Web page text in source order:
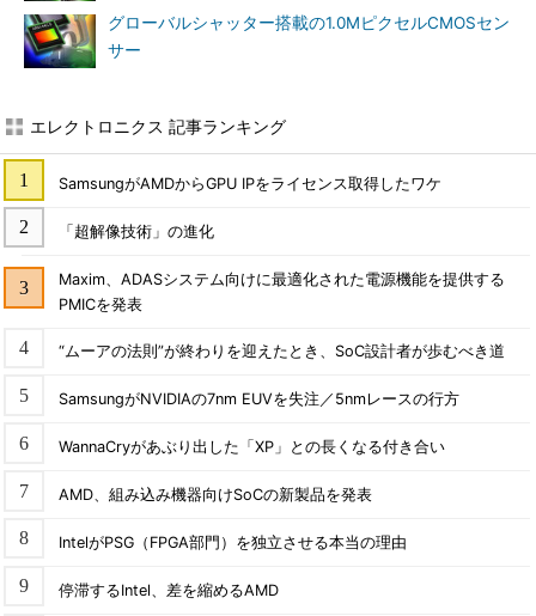
グローバルシャッター搭載の1.0MピクセルCMOSセン
サー
エレクトロニクス 記事ランキング
SamsungがAMDからGPU IPをライセンス取得したワケ
「超解像技術」の進化
Maxim、ADASシステム向けに最適化された電源機能を提供する
PMICを発表
“ムーアの法則”が終わりを迎えたとき、SoC設計者が歩むべき道
SamsungがNVIDIAの7nm EUVを失注／5nmレースの行方
WannaCryがあぶり出した「XP」との長くなる付き合い
AMD、組み込み機器向けSoCの新製品を発表
IntelがPSG（FPGA部門）を独立させる本当の理由
停滞するIntel、差を縮めるAMD